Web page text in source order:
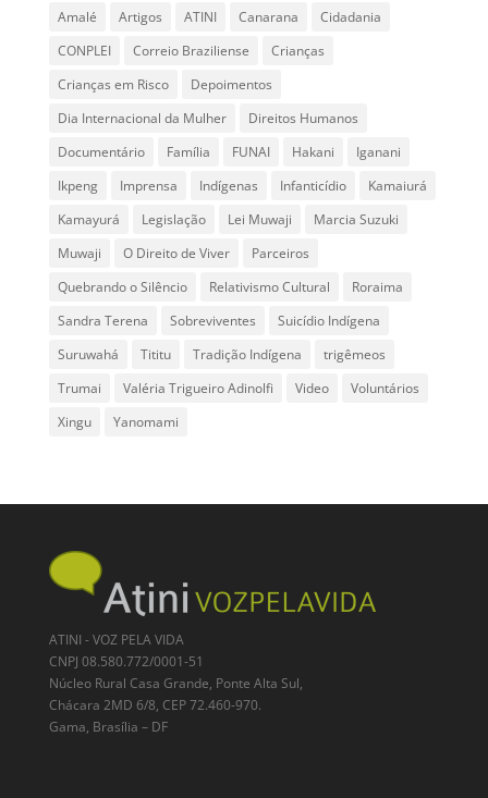
Amalé Artigos ATINI Canarana
Cidadania
CONPLEI
Correio Braziliense
Crianças
Crianças em Risco
Depoimentos
Dia Internacional da Mulher
Direitos Humanos
Documentário
Família FUNAI Hakani
Iganani
Ikpeng
Imprensa Indígenas Infanticídio
Kamaiurá
Kamayurá
Legislação Lei Muwaji
Marcia Suzuki
Muwaji
O Direito de Viver
Parceiros
Quebrando o Silêncio
Relativismo Cultural
Roraima
Sandra Terena
Sobreviventes
Suicídio Indígena
Suruwahá
Tititu Tradição Indígena
trigêmeos
Trumai
Valéria Trigueiro Adinolfi Video
Voluntários
Xingu
Yanomami
ATINI - VOZ PELA VIDA
CNPJ 08.580.772/0001-51
Núcleo Rural Casa Grande, Ponte Alta Sul,
Chácara 2MD 6/8, CEP 72.460-970.
Gama, Brasília – DF